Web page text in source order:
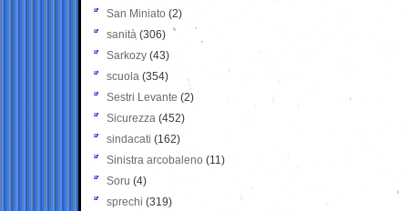
San Miniato (2)
sanità (306)
Sarkozy (43)
scuola (354)
Sestri Levante (2)
Sicurezza (452)
sindacati (162)
Sinistra arcobaleno (11)
Soru (4)
sprechi (319)